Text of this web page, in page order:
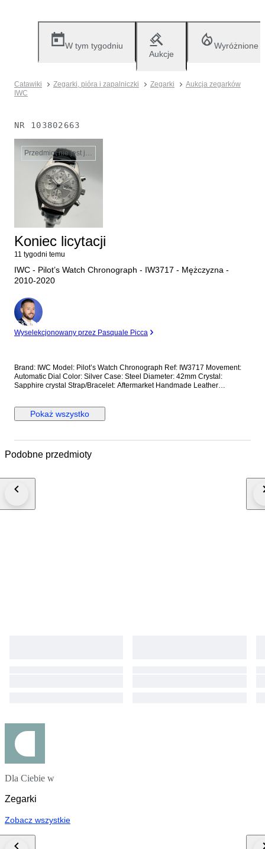
W tym tygodniu
Aukcje
Wyróżnione
Catawiki Zegarki, pióra i zapalniczki Zegarki
Aukcja zegarków
IWC
NR 103802663
Przedmiot nie jest już dostępny
Koniec licytacji
11 tygodni temu
IWC - Pilot’s Watch Chronograph - IW3717 - Mężczyzna -
2010-2020
Ekspert
Wyselekcjonowany przez Pasquale Picca
Brand: IWC Model: Pilot’s Watch Chronograph Ref: IW3717 Movement:
Automatic Dial Color: Silver Case: Steel Diameter: 42mm Crystal:
Sapphire crystal Strap/Bracelet: Aftermarket Handmade Leather
UPS (fast shipping with tracking and signature) **Optional shipping from
Europe(EU) is available. Please contact seller for details.
Pokaż wszystko
Podobne przedmioty
Dla Ciebie w
Zegarki
Zobacz wszystkie